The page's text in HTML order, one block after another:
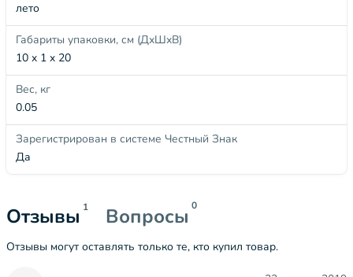
лето
Габариты упаковки, см (ДхШхВ)
10 x 1 x 20
Вес, кг
0.05
Зарегистрирован в системе Честный Знак
Да
Отзывы 1 Вопросы 0
Отзывы могут оставлять только те, кто купил товар.